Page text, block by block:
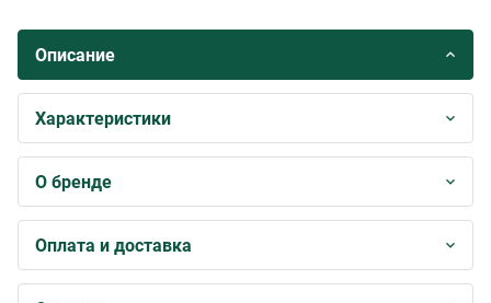
Описание
Характеристики
О бренде
Оплата и доставка